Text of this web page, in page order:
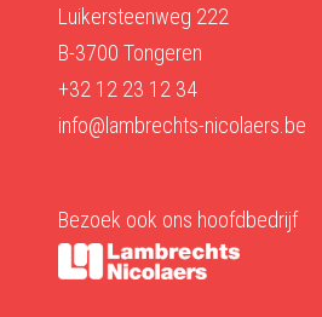
Luikersteenweg 222
B-3700 Tongeren
+32 12 23 12 34
info@lambrechts-nicolaers.be
Bezoek ook ons hoofdbedrijf